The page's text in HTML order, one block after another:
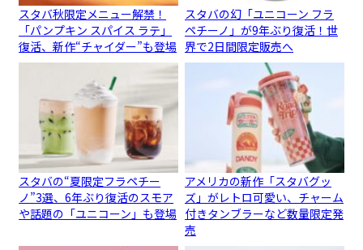
スタバ秋限定メニュー解禁！
「パンプキン スパイス ラテ」
復活、新作“チャイダー”も登場
スタバの幻「ユニコーン フラ
ペチーノ」が9年ぶり復活！世
界で2日間限定販売へ
スタバの“夏限定フラペチー
ノ”3選、6年ぶり復活のスモア
や話題の「ユニコーン」も登場
アメリカの新作「スタバグッ
ズ」がレトロ可愛い、チャーム
付きタンブラーなど数量限定発
売